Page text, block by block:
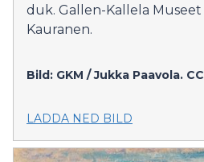
duk. Gallen-Kallela Museet
Kauranen.
Bild: GKM / Jukka Paavola.
LADDA NED BILD